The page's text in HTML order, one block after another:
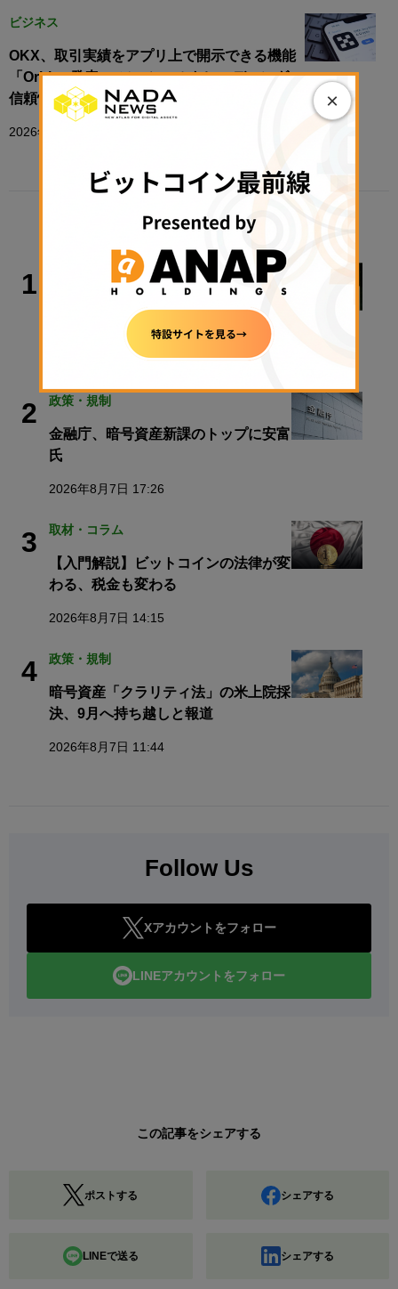
ビジネス
OKX、取引実績をアプリ上で開示できる機能
「Orbit」発表──ソーシャルトレーディングの
信頼性向上へ
2026年3月6日 12:00
TRENDING
1
出庫制限強化を要請
2026年8月6日 20:10
2 政策・規制
金融庁、暗号資産新課のトップに安富
氏
2026年8月7日 17:26
3 取材・コラム
【入門解説】ビットコインの法律が変
わる、税金も変わる
2026年8月7日 14:15
4 政策・規制
暗号資産「クラリティ法」の米上院採
決、9月へ持ち越しと報道
2026年8月7日 11:44
Follow Us
Xアカウントをフォロー
LINEアカウントをフォロー
この記事をシェアする
ポストする シェアする
LINEで送る シェアする
×